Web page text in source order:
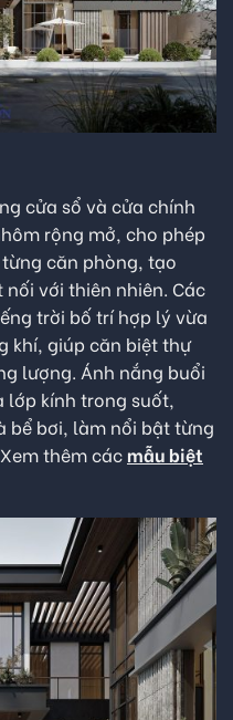
cửa sổ và cửa chính
rộng mở, cho phép
căn phòng, tạo
với thiên nhiên. Các
trời bố trí hợp lý vừa
khí, giúp căn biệt thự
lượng. Ánh nắng buổi
lớp kính trong suốt,
bể bơi, làm nổi bật từng
thêm các mẫu biệt